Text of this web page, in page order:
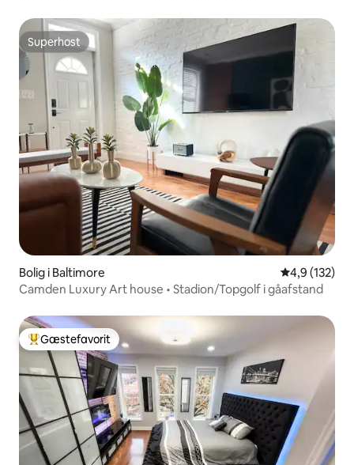
Superhost
Superhost
Bolig i Baltimore 4,9 ud af 5 i
4,9 (132)
Camden Luxury Art house • Stadion/Topgolf i gåafstand
Bedste gæstefavorit
Gæstefavorit